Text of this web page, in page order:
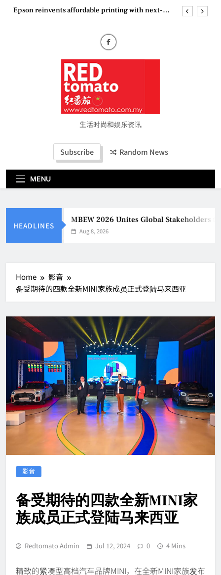
SkipEpson reinvents affordable printing with next-
MBEW 2026 Unites Global Stakeholders to Shape
the Future of Business Events
Vietjet Thailand Gears Up for Kuala Lumpur–
Bangkok Service Launch on9 October
Epson reinvents affordable printing with next-
generation EcoTank Series
Couture Fashion Week Malaysia 2026– Press
生活时尚和娱乐资讯
Subscribe Random News
MENU
HEADLINES
MBEW 2026 Unites Global Stakeholders to
Aug 8, 2026
Home
影音
备受期待的四款全新MINI家族成员正式登陆马来西亚
影音
备受期待的四款全新MINI家
族成员正式登陆马来西亚
Redtomato Admin Jul 12, 2024 0 4 Mins
精致的紧凑型高档汽车品牌MINI，在全新MINI家族发布